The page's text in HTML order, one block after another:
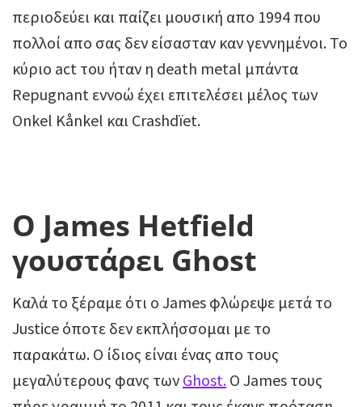
περιοδεύει και παίζει μουσική απο 1994 που
πολλοί απο σας δεν είσασταν καν γεννημένοι. Το
κύριο act του ήταν η death metal μπάντα
Repugnant εννοώ έχει επιτελέσει μέλος των
Onkel Kånkel και Crashdïet.
Ο James Hetfield
γουστάρει Ghost
Καλά το ξέραμε ότι ο James φλώρεψε μετά το
Justice όποτε δεν εκπλήσσομαι με το
παρακάτω. Ο ίδιος είναι ένας απο τους
μεγαλύτερους φανς των Ghost. Ο James τους